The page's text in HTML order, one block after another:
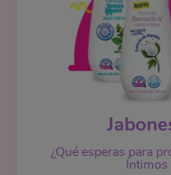
¿Qué esperas para
Íntimos